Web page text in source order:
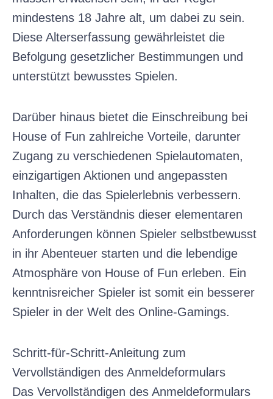
mindestens 18 Jahre alt, um dabei zu sein.
Diese Alterserfassung gewährleistet die
Befolgung gesetzlicher Bestimmungen und
unterstützt bewusstes Spielen.
Darüber hinaus bietet die Einschreibung bei
House of Fun zahlreiche Vorteile, darunter
Zugang zu verschiedenen Spielautomaten,
einzigartigen Aktionen und angepassten
Inhalten, die das Spielerlebnis verbessern.
Durch das Verständnis dieser elementaren
Anforderungen können Spieler selbstbewusst
in ihr Abenteuer starten und die lebendige
Atmosphäre von House of Fun erleben. Ein
kenntnisreicher Spieler ist somit ein besserer
Spieler in der Welt des Online-Gamings.
Schritt-für-Schritt-Anleitung zum
Vervollständigen des Anmeldeformulars
Das Vervollständigen des Anmeldeformulars